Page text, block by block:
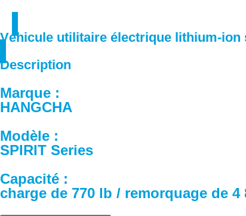
Véhicule utilitaire électrique lithium-ion
Description
Marque :
HANGCHA
Modèle :
SPIRIT Series
Capacité :
charge de 770 lb / remorquage de 4